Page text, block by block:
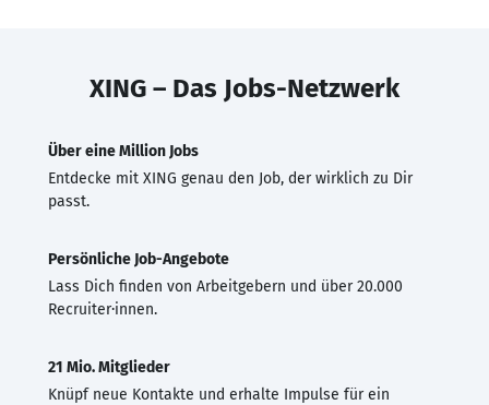
XING – Das Jobs-Netzwerk
Über eine Million Jobs
Entdecke mit XING genau den Job, der wirklich zu Dir
passt.
Persönliche Job-Angebote
Lass Dich finden von Arbeitgebern und über 20.000
Recruiter·innen.
21 Mio. Mitglieder
Knüpf neue Kontakte und erhalte Impulse für ein